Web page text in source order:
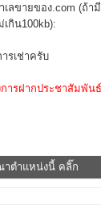
เลขายของ.com (ถ้า
กิน100kb):
รเช่าครับ
การฝากประชาสัมพั
าตำแหน่งนี้ คลิ๊ก